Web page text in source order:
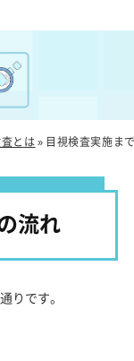
とは» 目視検査実施ま
流れ
りです。